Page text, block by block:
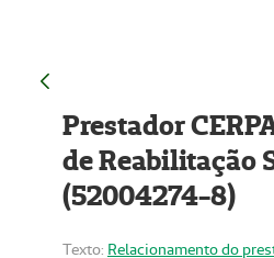
Prestador
de Reabilitação
(52004274-8)
Texto: Relacionamento do